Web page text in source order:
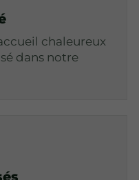
chaleureux
dans notre